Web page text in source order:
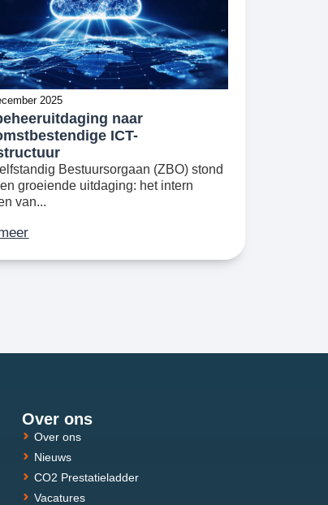
2025
naar
ICT-
Bestuursorgaan (ZBO) stond
groeiende uitdaging: het intern
van...
Over ons
Over ons
Nieuws
CO2 Prestatieladder
Vacatures